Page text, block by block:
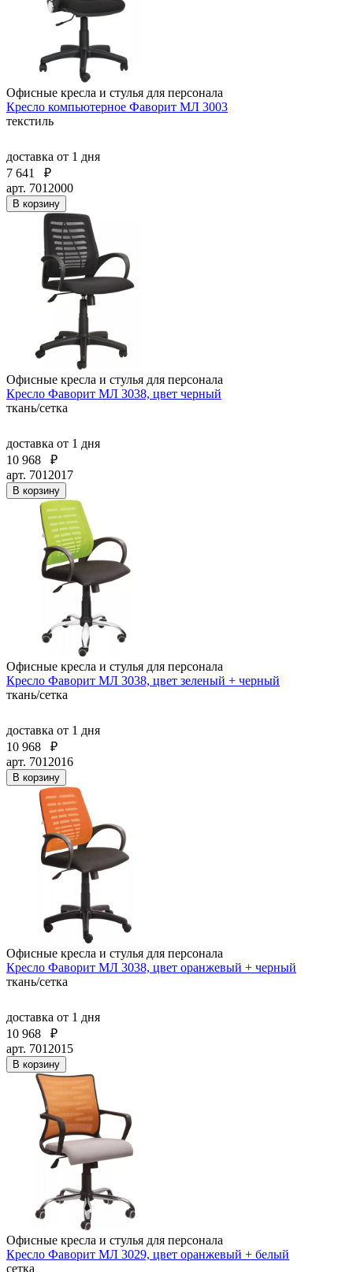
Офисные кресла и стулья для персонала
Кресло компьютерное Фаворит МЛ 3003
текстиль
доставка от 1 дня
7 641
₽
арт. 7012000
В корзину
Офисные кресла и стулья для персонала
Кресло Фаворит МЛ 3038, цвет черный
ткань/сетка
доставка от 1 дня
10 968
₽
арт. 7012017
В корзину
Офисные кресла и стулья для персонала
Кресло Фаворит МЛ 3038, цвет зеленый + черный
ткань/сетка
доставка от 1 дня
10 968
₽
арт. 7012016
В корзину
Офисные кресла и стулья для персонала
Кресло Фаворит МЛ 3038, цвет оранжевый + черный
ткань/сетка
доставка от 1 дня
10 968
₽
арт. 7012015
В корзину
Офисные кресла и стулья для персонала
Кресло Фаворит МЛ 3029, цвет оранжевый + белый
сетка